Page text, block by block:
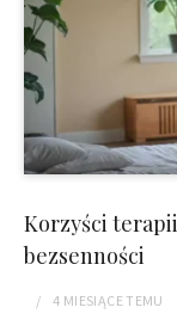
Korzyści
bezsenności
4 MIESIĄCE TEMU